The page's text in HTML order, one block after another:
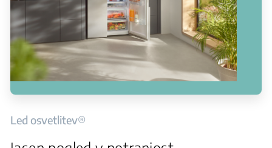
Led osvetlitev®